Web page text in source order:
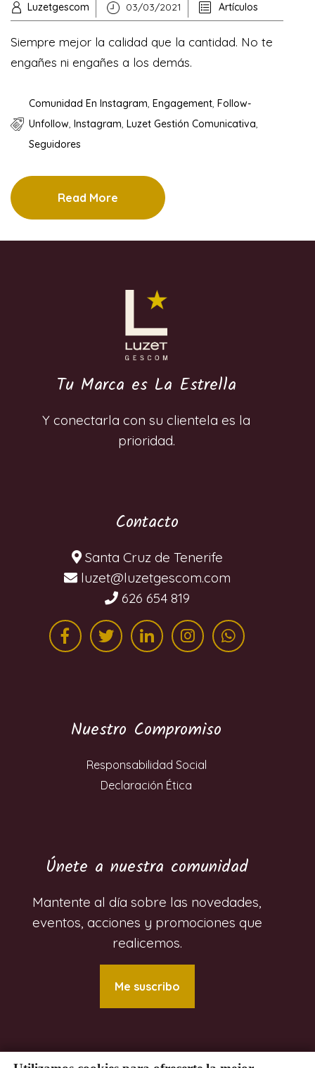
Luzetgescom 03/03/2021 Artículos
Siempre mejor la calidad que la cantidad. No te
engañes ni engañes a los demás.
Comunidad En Instagram, Engagement, Follow-
Unfollow, Instagram, Luzet Gestión Comunicativa,
Seguidores
Read More
Tu Marca es La Estrella
Y conectarla con su clientela es la
prioridad.
Contacto
Santa Cruz de Tenerife
moc.mocsegtezul@tezul
626 654 819
Nuestro Compromiso
Responsabilidad Social
Declaración Ética
Únete a nuestra comunidad
Mantente al día sobre las novedades,
eventos, acciones y promociones que
realicemos.
Me suscribo